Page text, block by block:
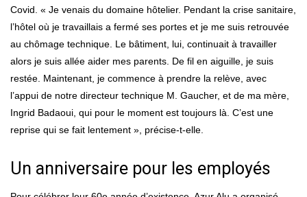
Covid. « Je venais du domaine hôtelier. Pendant la crise sanitaire,
l’hôtel où je travaillais a fermé ses portes et je me suis retrouvée
au chômage technique. Le bâtiment, lui, continuait à travailler
alors je suis allée aider mes parents. De fil en aiguille, je suis
restée. Maintenant, je commence à prendre la relève, avec
l’appui de notre directeur technique M. Gaucher, et de ma mère,
Ingrid Badaoui, qui pour le moment est toujours là. C’est une
reprise qui se fait lentement », précise-t-elle.
Un anniversaire pour les employés